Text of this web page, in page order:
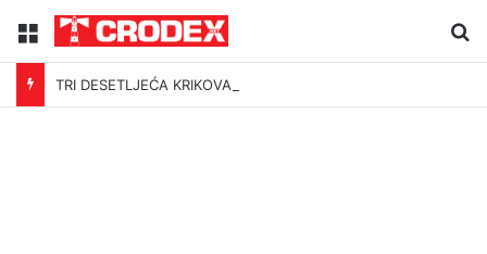
Menu
TRI DESETLJEĆA KRIKOVA OČAJNIKA